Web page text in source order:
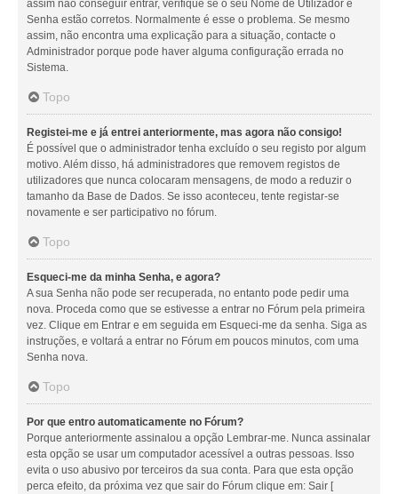
assim não conseguir entrar, verifique se o seu Nome de Utilizador e
Senha estão corretos. Normalmente é esse o problema. Se mesmo
assim, não encontra uma explicação para a situação, contacte o
Administrador porque pode haver alguma configuração errada no
Sistema.
Topo
Registei-me e já entrei anteriormente, mas agora não consigo!
É possível que o administrador tenha excluído o seu registo por algum
motivo. Além disso, há administradores que removem registos de
utilizadores que nunca colocaram mensagens, de modo a reduzir o
tamanho da Base de Dados. Se isso aconteceu, tente registar-se
novamente e ser participativo no fórum.
Topo
Esqueci-me da minha Senha, e agora?
A sua Senha não pode ser recuperada, no entanto pode pedir uma
nova. Proceda como que se estivesse a entrar no Fórum pela primeira
vez. Clique em Entrar e em seguida em Esqueci-me da senha. Siga as
instruções, e voltará a entrar no Fórum em poucos minutos, com uma
Senha nova.
Topo
Por que entro automaticamente no Fórum?
Porque anteriormente assinalou a opção Lembrar-me. Nunca assinalar
esta opção se usar um computador acessível a outras pessoas. Isso
evita o uso abusivo por terceiros da sua conta. Para que esta opção
perca efeito, da próxima vez que sair do Fórum clique em: Sair [